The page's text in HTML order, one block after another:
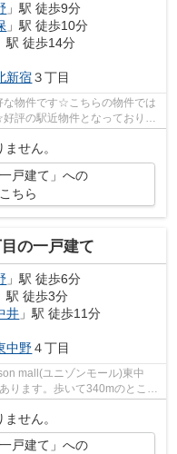
」駅 徒歩9分
」駅 徒歩10分
駅 徒歩14分
新宿３丁目
物件です☆こちらの物件では
評の駅近物件となっており、
せん。
戸建て」への
ちら
の一戸建て
」駅 徒歩6分
駅 徒歩3分
井 」駅 徒歩11分
中野４丁目
mall(ユニゾンモール)東中
ります。歩いて340mのところ
せん。
戸建て」への